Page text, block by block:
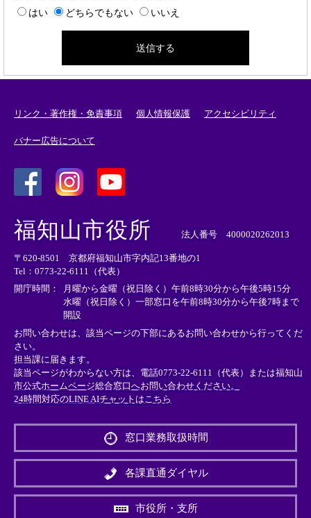
はい
どちらでもない いいえ
リンク・著作権・免責事項 個人情報保護 アクセシビリティ
バナー広告について
外
部
リ
ン
ク
＞
外
リ
ン
ク
＞
外
部
ン
ク
＞
福知山市役所 法人番号 4000020262013
〒620-8501 京都府福知山市字内記13番地の1
Tel：0773-22-6111（代表）
開庁時間：
月曜から金曜（祝日除く）午前8時30分から午後5時15分
水曜（祝日除く）一部窓口を午前8時30分から午後7時まで
開設
お問い合わせは、該当ページの下部にあるお問い合わせから行ってくだ
さい。
担当課に届きます。
該当ページがわからない方は、電話0773-22-6111（代表）または福知山
市公式ホームページ総合窓口へお問い合わせください。
24時間対応のLINE AIチャットはこちら
外
リ
ン
＞
窓口業務取扱時間
各課直通ダイヤル
市役所・支所